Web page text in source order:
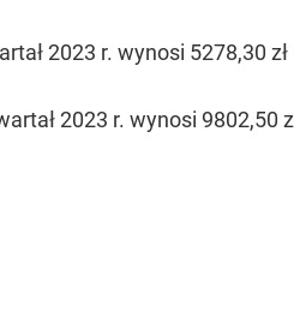
2023 r. wynosi 5278,30
2023 r. wynosi 9802,50